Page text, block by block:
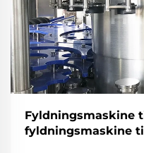
Fyldningsmaskine
fyldningsmaskine